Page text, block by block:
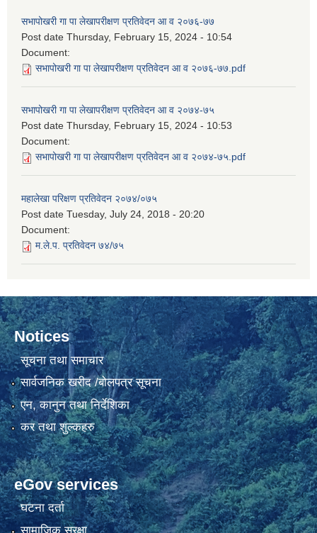
सभापोखरी गा पा लेखापरीक्षण प्रतिवेदन आ व २०७६-७७
Post date Thursday, February 15, 2024 - 10:54
Document:
सभापोखरी गा पा लेखापरीक्षण प्रतिवेदन आ व २०७६-७७.pdf
सभापोखरी गा पा लेखापरीक्षण प्रतिवेदन आ व २०७४-७५
Post date Thursday, February 15, 2024 - 10:53
Document:
सभापोखरी गा पा लेखापरीक्षण प्रतिवेदन आ व २०७४-७५.pdf
महालेखा परिक्षण प्रतिवेदन २०७४/०७५
Post date Tuesday, July 24, 2018 - 20:20
Document:
म.ले.प. प्रतिवेदन ७४/७५
Notices
सूचना तथा समाचार
सार्वजनिक खरीद /बोलपत्र सूचना
एन, कानुन तथा निर्देशिका
कर तथा शुल्कहरु
eGov services
घटना दर्ता